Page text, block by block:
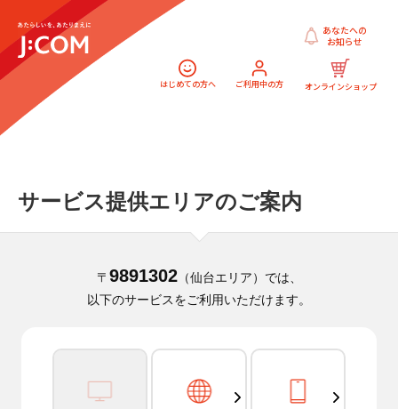
はじめての方へ ご利用中の方 オンラインショップ
あなたへの
お知らせ
サービス提供エリアのご案内
〒 9891302（仙台エリア）では、
以下のサービスをご利用いただけます。